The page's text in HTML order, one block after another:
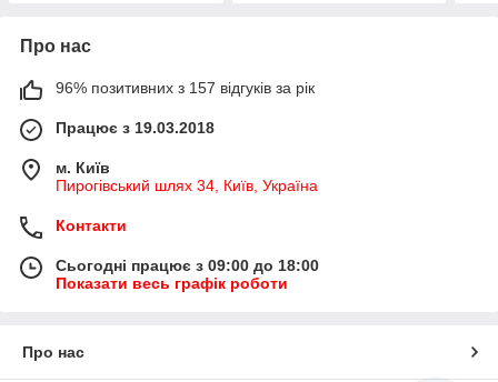
Про нас
96% позитивних з 157 відгуків за рік
Працює з 19.03.2018
м. Київ
Пирогівський шлях 34, Київ, Україна
Контакти
Сьогодні працює з 09:00 до 18:00
Показати весь графік роботи
Про нас